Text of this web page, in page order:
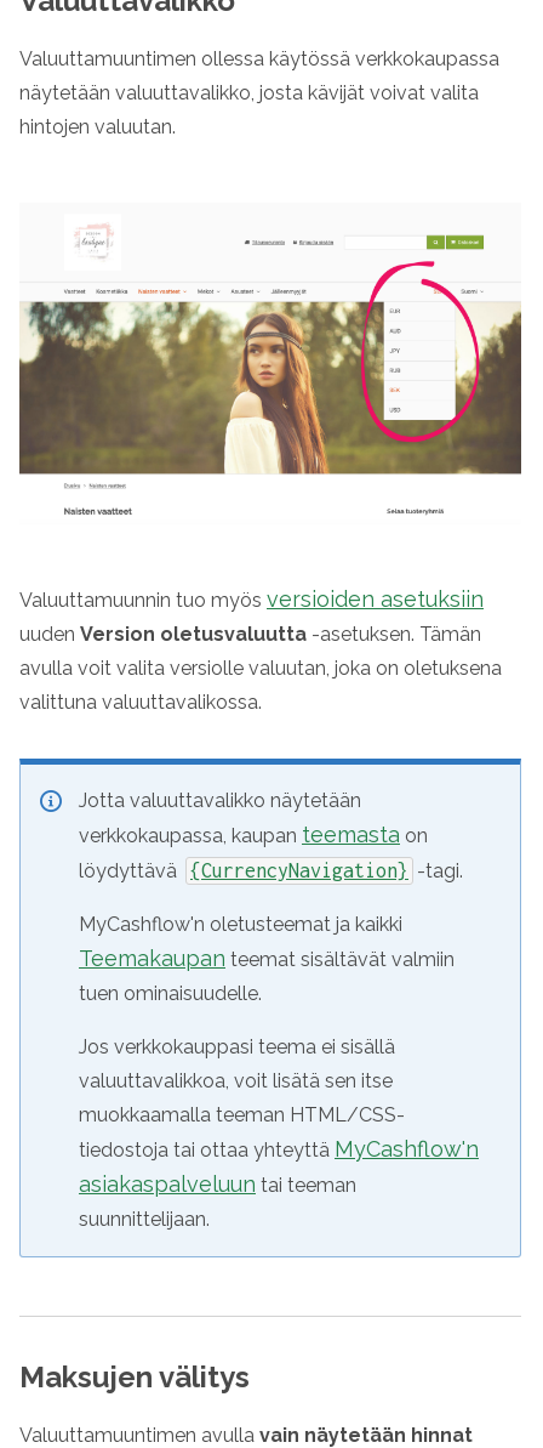
Valuuttamuuntimen ollessa käytössä verkkokaupassa
näytetään valuuttavalikko, josta kävijät voivat valita
hintojen valuutan.
Valuuttamuunnin tuo myös versioiden asetuksiin
uuden Version oletusvaluutta -asetuksen. Tämän
avulla voit valita versiolle valuutan, joka on oletuksena
valittuna valuuttavalikossa.
Jotta valuuttavalikko näytetään
verkkokaupassa, kaupan teemasta on
löydyttävä
{CurrencyNavigation} -tagi.
MyCashflow'n oletusteemat ja kaikki
Teemakaupan teemat sisältävät valmiin
tuen ominaisuudelle.
Jos verkkokauppasi teema ei sisällä
valuuttavalikkoa, voit lisätä sen itse
muokkaamalla teeman HTML/CSS-
tiedostoja tai ottaa yhteyttä MyCashflow'n
asiakaspalveluun tai teeman
suunnittelijaan.
Maksujen välitys
Valuuttamuuntimen avulla vain näytetään hinnat